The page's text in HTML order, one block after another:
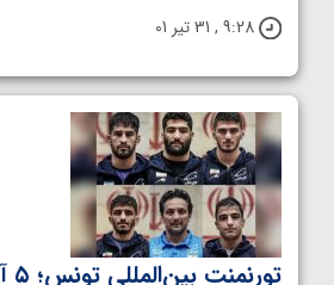
9:28 , 31 تیر 01